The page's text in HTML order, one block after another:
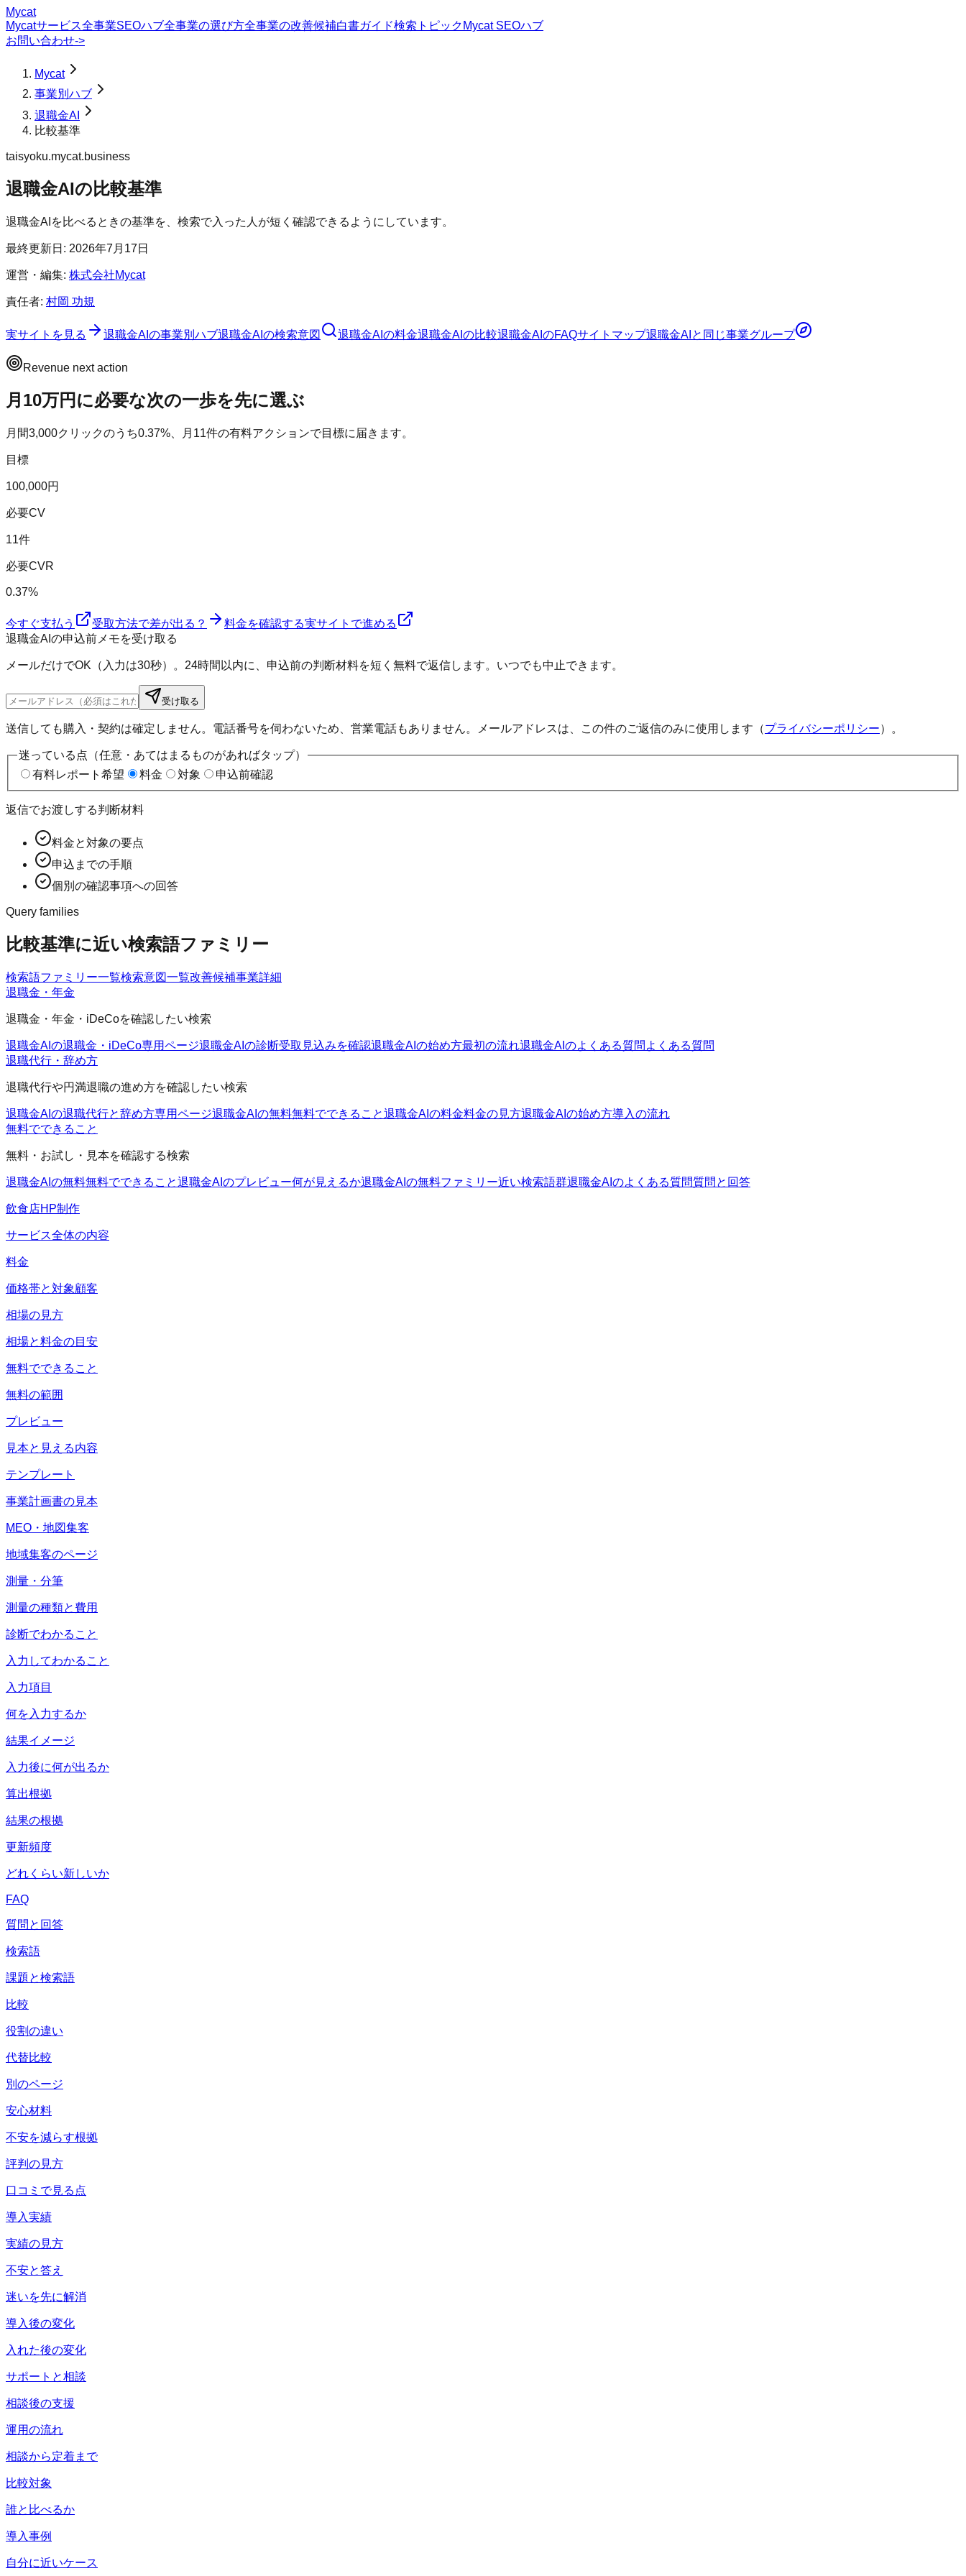
Mycat
Mycatサービス全事業SEOハブ全事業の選び方全事業の改善候補白書ガイド検索トピック Mycat SEOハブ
お問い合わせ->
Mycat
事業別ハブ
退職金AI
比較基準
taisyoku.mycat.business
退職金AIの 比較基準
退職金AIを比べるときの基準を、検索で入った人が短く確認できるようにしています。
最終更新日: 2026年7月17日
運営・編集: 株式会社Mycat
責任者: 村岡 功規
実サイトを見る 退職金AI の事業別ハブ退職金AI の検索意図 退職金AI の料金退職金AI の比較退職金AI のFAQサイトマップ退職金AI と同じ事業グループ
Revenue next action
月10万円に必要な次の一歩を先に選ぶ
月間3,000クリックのうち0.37%、月 11件の有料アクションで目標に届きます。
目標
100,000円
必要CV
11件
必要CVR
0.37%
今すぐ支払う 受取方法で差が出る？ 料金を確認する実サイトで進める
退職金AIの申込前メモを受け取る
メールだけでOK（入力は30秒）。24時間以内に、申込前の判断材料を短く無料で返信します。いつでも中止できます。
受け取る
送信しても購入・契約は確定しません。電話番号を伺わないため、営業電話もありません。メールアドレスは、この件のご返信のみに使用します（プライバシーポリシー）。
迷っている点（任意・あてはまるものがあればタップ）
有料レポート希望
料金 対象 申込前確認
返信でお渡しする判断材料
料金と対象の要点
申込までの手順
個別の確認事項への回答
Query families
比較基準に近い検索語ファミリー
検索語ファミリー一覧検索意図一覧改善候補事業詳細
退職金・年金
退職金・年金・iDeCoを確認したい検索
退職金AIの退職金・iDeCo専用ページ退職金AIの診断受取見込みを確認退職金AIの始め方最初の流れ退職金AIのよくある質問 よくある質問
退職代行・辞め方
退職代行や円満退職の進め方を確認したい検索
退職金AIの退職代行と辞め方専用ページ退職金AIの無料無料でできること退職金AIの料金料金の見方退職金AIの始め方導入の流れ
無料でできること
無料・お試し・見本を確認する検索
退職金AIの無料無料でできること退職金AIのプレビュー何が見えるか退職金AIの無料ファミリー近い検索語群退職金AIのよくある質問質問と回答
飲食店HP制作
サービス全体の内容
料金
価格帯と対象顧客
相場の見方
相場と料金の目安
無料でできること
無料の範囲
プレビュー
見本と見える内容
テンプレート
事業計画書の見本
MEO・地図集客
地域集客のページ
測量・分筆
測量の種類と費用
診断でわかること
入力してわかること
入力項目
何を入力するか
結果イメージ
入力後に何が出るか
算出根拠
結果の根拠
更新頻度
どれくらい新しいか
FAQ
質問と回答
検索語
課題と検索語
比較
役割の違い
代替比較
別のページ
安心材料
不安を減らす根拠
評判の見方
口コミで見る点
導入実績
実績の見方
不安と答え
迷いを先に解消
導入後の変化
入れた後の変化
サポートと相談
相談後の支援
運用の流れ
相談から定着まで
比較対象
誰と比べるか
導入事例
自分に近いケース